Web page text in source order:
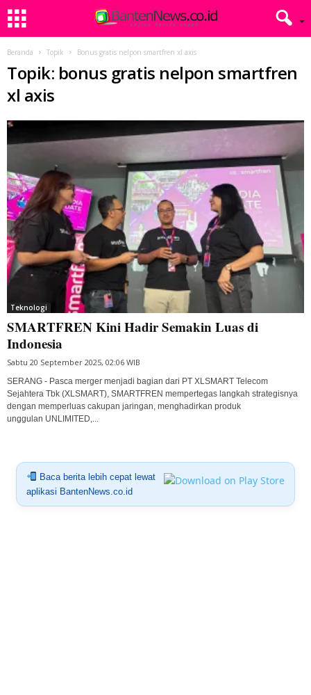
Beranda Topik Bonus gratis nelpon smartfren xl axis
Topik: bonus gratis nelpon smartfren
xl axis
Teknologi
SMARTFREN Kini Hadir Semakin Luas di
Indonesia
Sabtu 20 September 2025, 02:06 WIB
SERANG - Pasca merger menjadi bagian dari PT XLSMART Telecom
Sejahtera Tbk (XLSMART), SMARTFREN mempertegas langkah strategisnya
dengan memperluas cakupan jaringan, menghadirkan produk
unggulan UNLIMITED,...
Baca berita lebih cepat lewat
aplikasi BantenNews.co.id